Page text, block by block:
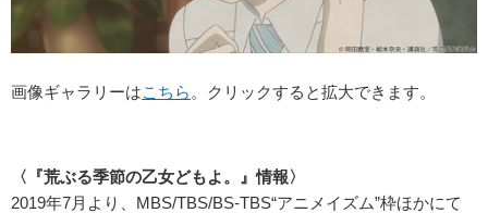
画像ギャラリーはこちら 。クリックすると拡大できます。
〈『荒ぶる季節の⼄⼥どもよ。』情報〉
2019年7⽉より、MBS/TBS/BS-TBS“アニメイズム”枠ほかにて